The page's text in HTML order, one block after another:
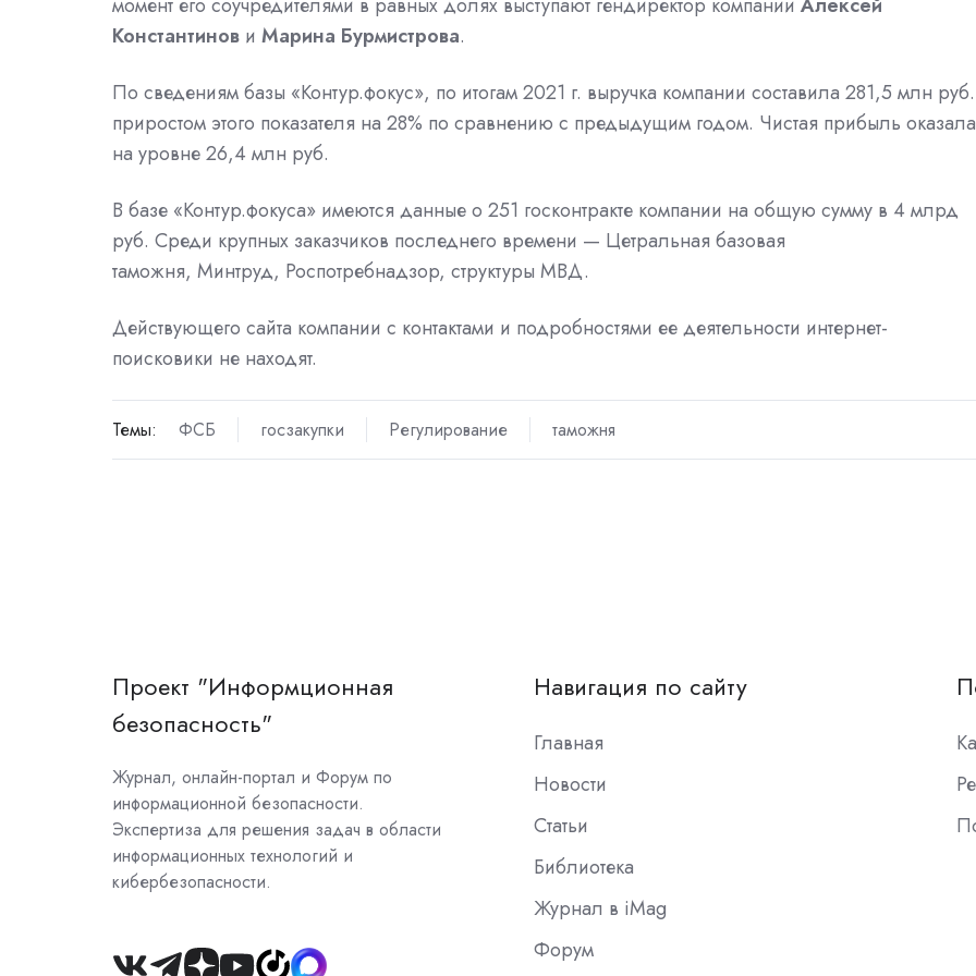
Константинов и Марина Бурмистрова.
По сведениям базы «Контур.фокус», по итогам 2021 г. выручка компании составила 281,5 млн
приростом этого показателя на 28% по сравнению с предыдущим годом. Чистая прибыль
на уровне 26,4 млн руб.
В базе «Контур.фокуса» имеются данные о 251 госконтракте компании на общую сумму в 4 млрд
руб. Среди крупных заказчиков последнего времени — Цетральная базовая
таможня, Минтруд, Роспотребнадзор, структуры МВД.
Действующего сайта компании с контактами и подробностями ее деятельности интернет-
поисковики не находят.
Темы: ФСБ госзакупки Регулирование таможня
Проект "Информционная
безопасность"
Журнал, онлайн-портал и Форум по
информационной безопасности.
Экспертиза для решения задач в области
информационных технологий и
кибербезопасности.
Навигация по сайту
Главная
Новости
Статьи
Библиотека
Журнал в iMag
Форум